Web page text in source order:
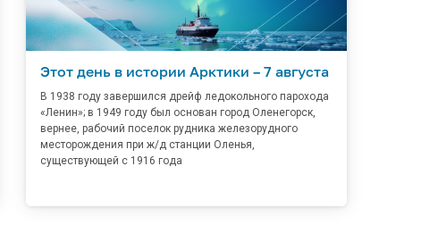
Этот день в истории Арктики – 7 августа
В 1938 году завершился дрейф ледокольного парохода
«Ленин»; в 1949 году был основан город Оленегорск,
вернее, рабочий поселок рудника железорудного
месторождения при ж/д станции Оленья,
существующей с 1916 года